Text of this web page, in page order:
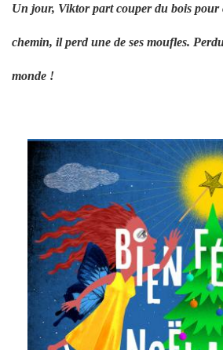
Un jour, Viktor part couper du bois pour
chemin, il perd une de ses moufles.
monde !